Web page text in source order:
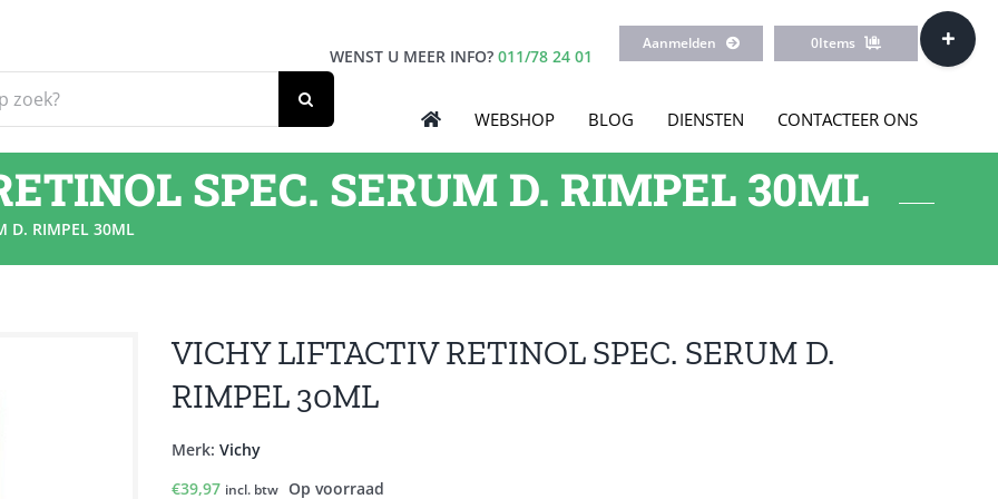
WENST U MEER INFO? 011/78 24 01
Aanmelden 0Items
WEBSHOP BLOG DIENSTEN CONTACTEER ONS
SPEC. SERUM D. RIMPEL 30ML
D. RIMPEL 30ML
VICHY LIFTACTIV RETINOL SPEC. SERUM D.
RIMPEL 30ML
Merk: Vichy
€39,97 incl. btw Op voorraad
Toggle
Sliding